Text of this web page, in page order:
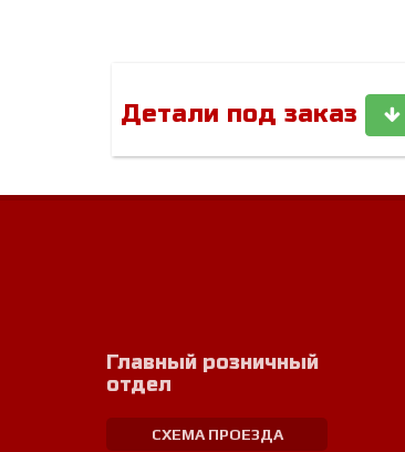
Детали под заказ
Главный розничный
отдел
СХЕМА ПРОЕЗДА